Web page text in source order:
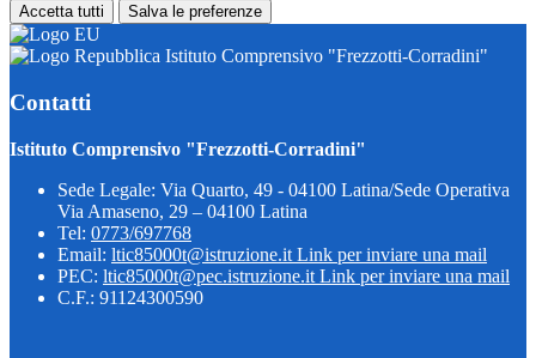
Accetta tutti Salva le preferenze
Istituto Comprensivo "Frezzotti-Corradini"
Contatti
Istituto Comprensivo "Frezzotti-Corradini"
Sede Legale: Via Quarto, 49 - 04100 Latina/Sede Operativa
Via Amaseno, 29 – 04100 Latina
Tel: 0773/697768
Email: ltic85000t@istruzione.it Link per inviare una mail
PEC: ltic85000t@pec.istruzione.it Link per inviare una mail
C.F.: 91124300590